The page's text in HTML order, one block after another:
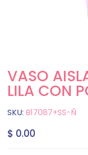
VASO
LILA CON
SKU: B17087+SS-Ñ
$ 0.00